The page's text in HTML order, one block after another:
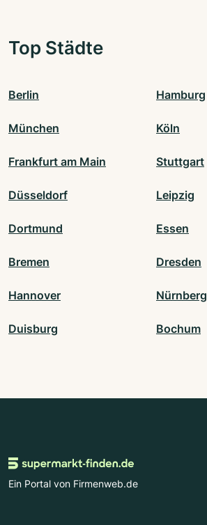
Top Städte
Berlin Hamburg
München Köln
Frankfurt am Main Stuttgart
Düsseldorf Leipzig
Dortmund Essen
Bremen Dresden
Hannover Nürnberg
Duisburg Bochum
Ein Portal von Firmenweb.de